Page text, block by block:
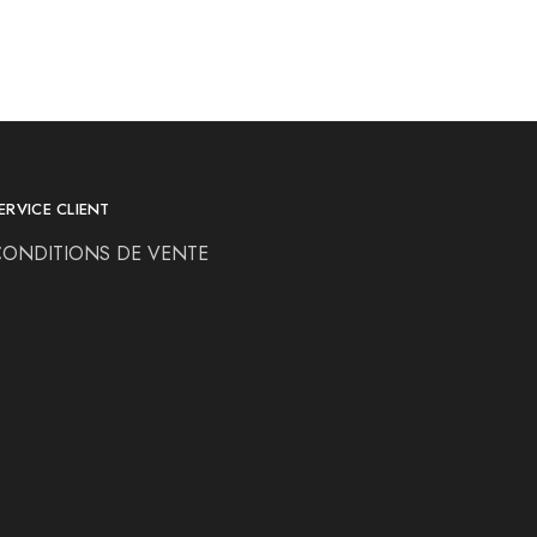
CLIENT
DE VENTE